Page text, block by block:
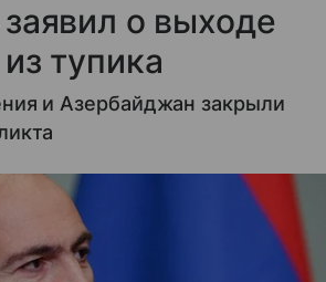
о выходе
тупика
и Азербайджан закрыли